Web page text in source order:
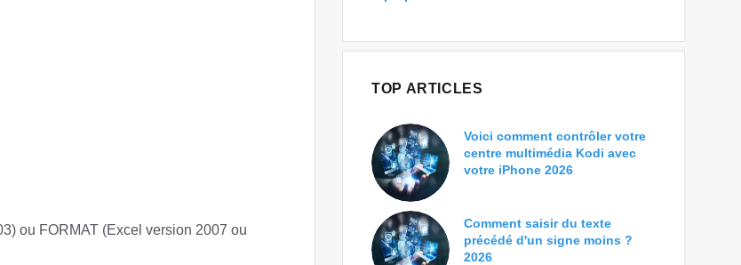
ou FORMAT (Excel version 2007 ou
TOP ARTICLES
Voici comment contrôler votre
centre multimédia Kodi avec
votre iPhone 2026
Comment saisir du texte
précédé d'un signe moins ?
2026